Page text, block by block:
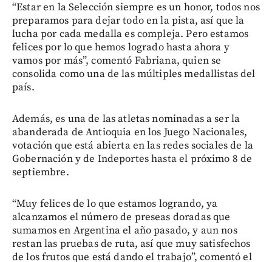
“Estar en la Selección siempre es un honor, todos nos
preparamos para dejar todo en la pista, así que la
lucha por cada medalla es compleja. Pero estamos
felices por lo que hemos logrado hasta ahora y
vamos por más”, comentó Fabriana, quien se
consolida como una de las múltiples medallistas del
país.
Además, es una de las atletas nominadas a ser la
abanderada de Antioquia en los Juego Nacionales,
votación que está abierta en las redes sociales de la
Gobernación y de Indeportes hasta el próximo 8 de
septiembre.
“Muy felices de lo que estamos logrando, ya
alcanzamos el número de preseas doradas que
sumamos en Argentina el año pasado, y aun nos
restan las pruebas de ruta, así que muy satisfechos
de los frutos que está dando el trabajo”, comentó el